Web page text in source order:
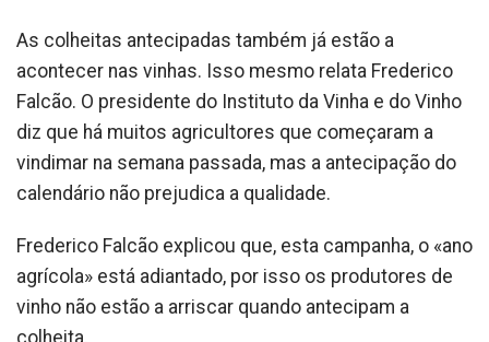
As colheitas antecipadas também já estão a
acontecer nas vinhas. Isso mesmo relata Frederico
Falcão. O presidente do Instituto da Vinha e do Vinho
diz que há muitos agricultores que começaram a
vindimar na semana passada, mas a antecipação do
calendário não prejudica a qualidade.
Frederico Falcão explicou que, esta campanha, o «ano
agrícola» está adiantado, por isso os produtores de
vinho não estão a arriscar quando antecipam a
colheita.